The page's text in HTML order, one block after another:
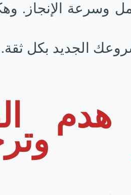
وسرعة الإنجاز.
الجديد بكل ثقة.